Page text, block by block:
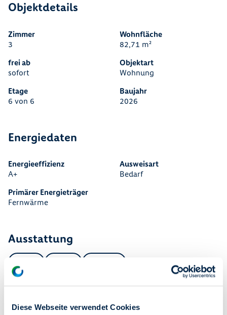
Diese Webseite verwendet Cookies
Objektdetails
Zimmer
3
Wohnfläche
82,71 m²
frei ab
sofort
Objektart
Wohnung
Etage
6 von 6
Baujahr
2026
Energiedaten
Energieeffizienz
A+
Ausweisart
Bedarf
Primärer Energieträger
Fernwärme
Ausstattung
Beschreibung
einer attraktiven Lage in Berlin-Spandau – nur wenige